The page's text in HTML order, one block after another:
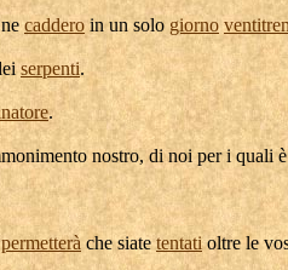
necaddero in un solo giorno
serpenti.
.
nostro, di noi per i quali
permetterà che siatetentatioltre le